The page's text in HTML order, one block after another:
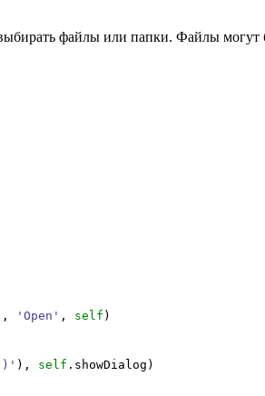
файлы или папки. Файлы
, 'Open' , self )
) , self . showDialog )